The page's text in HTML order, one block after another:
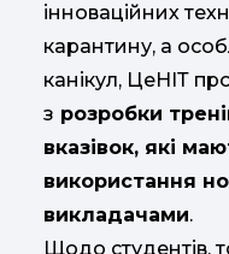
інноваційних
карантину, а
канікул, ЦеНІТ
з розробки
вказівок, які
використання
викладачами.
Щодо студентів,